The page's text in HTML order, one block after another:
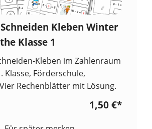
Kleben Winter
Klasse 1
Kleben im Zahlenraum
Klasse, Förderschule,
Rechenblätter mit Lösung.
1,50 €*